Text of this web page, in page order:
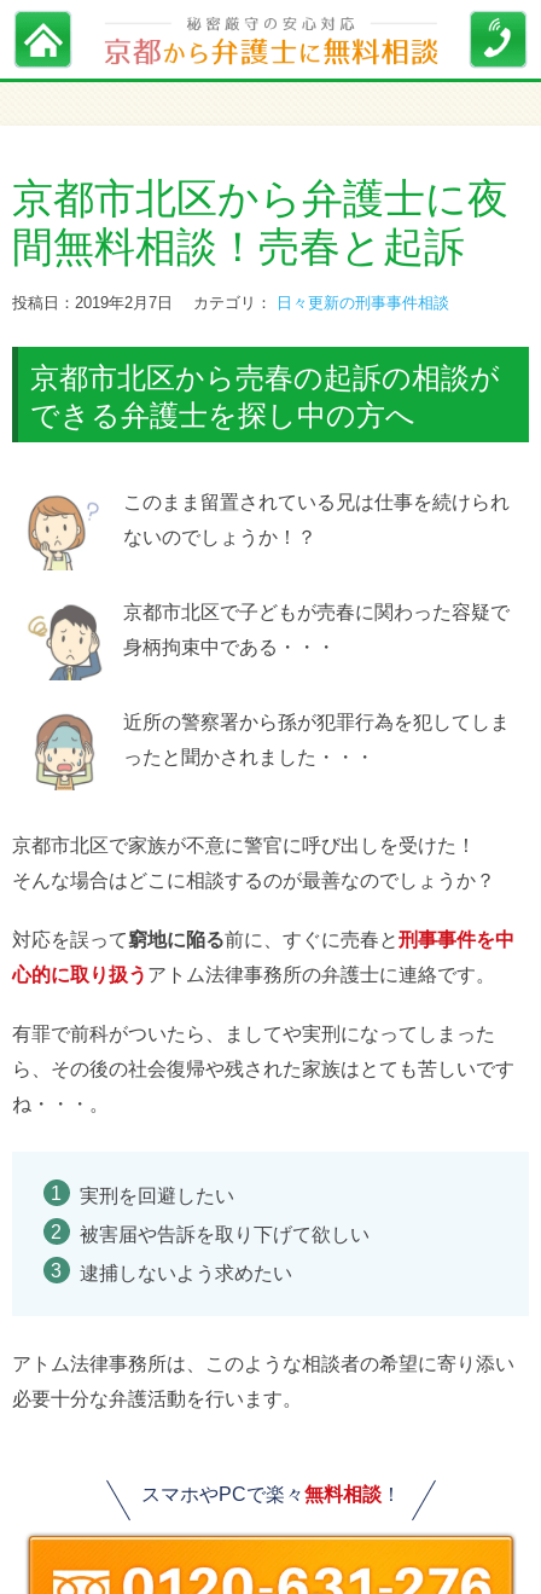
京都市北区から弁護士に夜
間無料相談！売春と起訴
投稿日：2019年2月7日 カテゴリ： 日々更新の刑事事件相談
京都市北区から売春の起訴の相談が
できる弁護士を探し中の方へ
このまま留置されている兄は仕事を続けられ
ないのでしょうか！？
京都市北区で子どもが売春に関わった容疑で
身柄拘束中である・・・
近所の警察署から孫が犯罪行為を犯してしま
ったと聞かされました・・・
京都市北区で家族が不意に警官に呼び出しを受けた！
そんな場合はどこに相談するのが最善なのでしょうか？
対応を誤って窮地に陥る前に、すぐに売春と刑事事件を中
心的に取り扱う アトム法律事務所の弁護士に連絡です。
有罪で前科がついたら、ましてや実刑になってしまった
ら、その後の社会復帰や残された家族はとても苦しいです
ね・・・。
実刑を回避したい
被害届や告訴を取り下げて欲しい
逮捕しないよう求めたい
アトム法律事務所は、このような相談者の希望に寄り添い
必要十分な弁護活動を行います。
スマホやPCで楽々無料相談！